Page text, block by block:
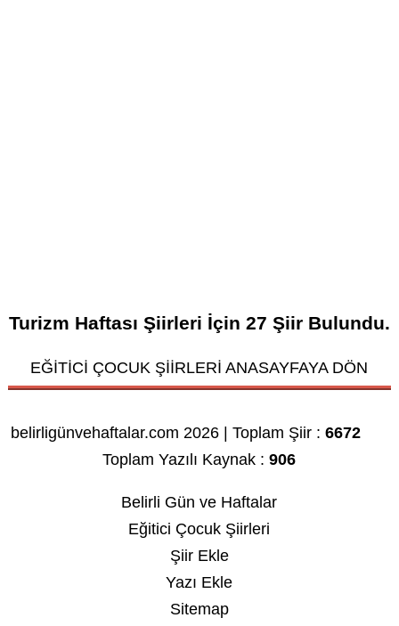
Turizm Haftası Şiirleri İçin 27 Şiir Bulundu.
EĞİTİCİ ÇOCUK ŞİİRLERİ ANASAYFAYA DÖN
belirligünvehaftalar.com 2026 | Toplam Şiir :6672
Toplam Yazılı Kaynak :906
Belirli Gün ve Haftalar
Eğitici Çocuk Şiirleri
Şiir Ekle
Yazı Ekle
Sitemap